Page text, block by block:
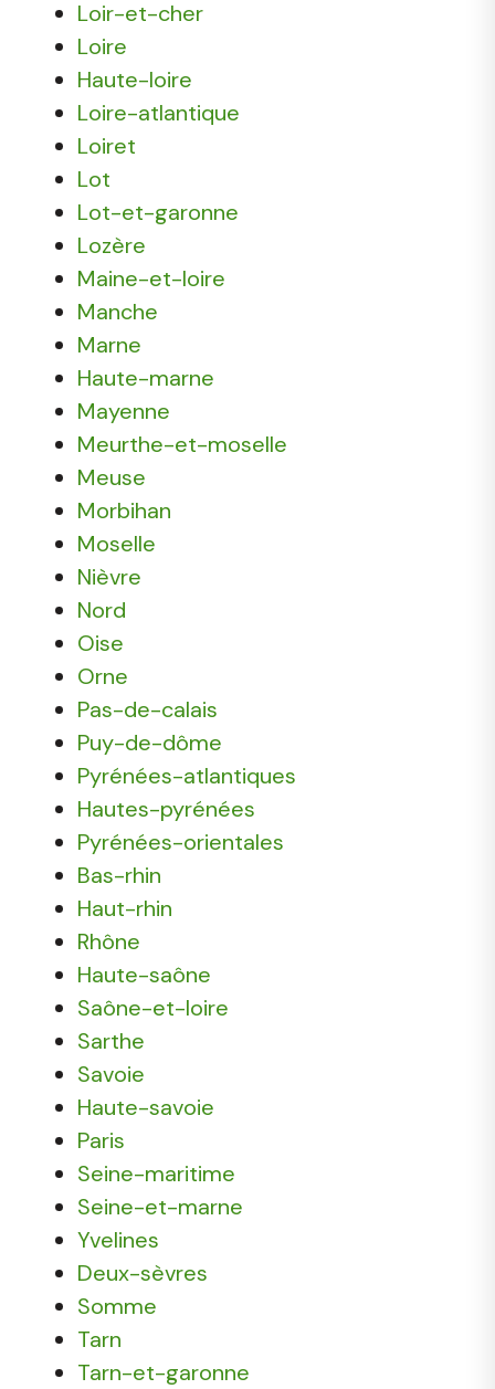
Loir-et-cher
Loire
Haute-loire
Loire-atlantique
Loiret
Lot
Lot-et-garonne
Lozère
Maine-et-loire
Manche
Marne
Haute-marne
Mayenne
Meurthe-et-moselle
Meuse
Morbihan
Moselle
Nièvre
Nord
Oise
Orne
Pas-de-calais
Puy-de-dôme
Pyrénées-atlantiques
Hautes-pyrénées
Pyrénées-orientales
Bas-rhin
Haut-rhin
Rhône
Haute-saône
Saône-et-loire
Sarthe
Savoie
Haute-savoie
Paris
Seine-maritime
Seine-et-marne
Yvelines
Deux-sèvres
Somme
Tarn
Tarn-et-garonne